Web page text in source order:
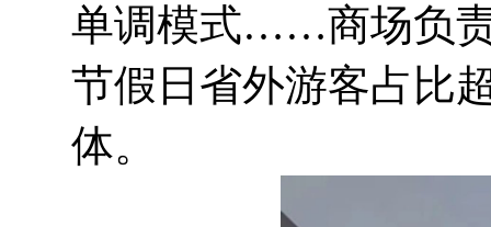
单调模式……商场负责
节假日省外游客占比
体。